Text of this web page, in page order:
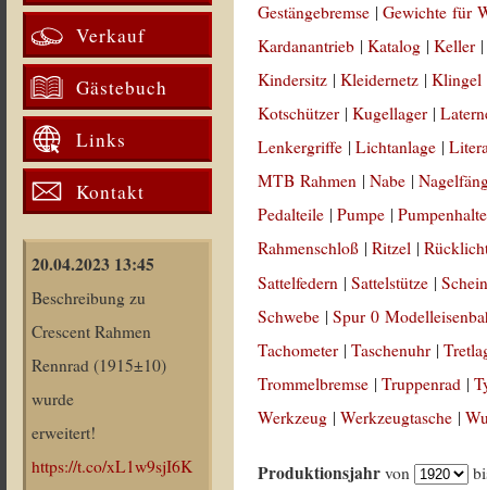
Verkauf
Gästebuch
Links
Kontakt
20.04.2023 13:45
Beschreibung zu
Crescent Rahmen
Rennrad (1915±10)
wurde
erweitert!
https://t.co/xL1w9sjI6K
Gestängebremse |Gewichte für
Kardanantrieb |Katalog |Keller
Kindersitz |Kleidernetz |Klingel
Kotschützer |Kugellager |
Lenkergriffe |Lichtanlage |
MTB Rahmen |Nabe |
Pedalteile |Pumpe |
Rahmenschloß |Ritzel |
Sattelfedern |Sattelstütze |
Schwebe |Spur 0
Tachometer |Taschenuhr |
Trommelbremse |Truppenrad |
Werkzeug |Werkzeugtasche |
Produktionsjahr von